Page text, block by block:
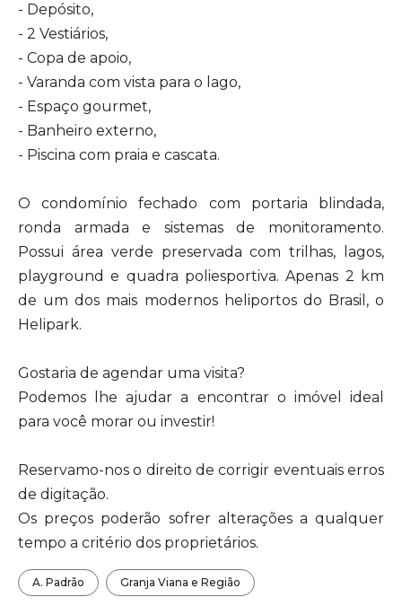
- Depósito,
- 2 Vestiários,
- Copa de apoio,
- Varanda com vista para o lago,
- Espaço gourmet,
- Banheiro externo,
- Piscina com praia e cascata.
O condomínio fechado com portaria blindada,
ronda armada e sistemas de monitoramento.
Possui área verde preservada com trilhas, lagos,
playground e quadra poliesportiva. Apenas 2 km
de um dos mais modernos heliportos do Brasil, o
Helipark.
Gostaria de agendar uma visita?
Podemos lhe ajudar a encontrar o imóvel ideal
para você morar ou investir!
Reservamo-nos o direito de corrigir eventuais erros
de digitação.
Os preços poderão sofrer alterações a qualquer
tempo a critério dos proprietários.
A. Padrão Granja Viana e Região